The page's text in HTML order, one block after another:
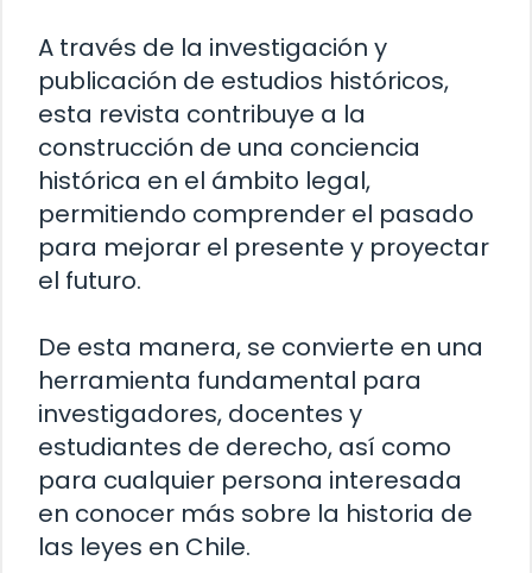
A través de la investigación y
publicación de estudios históricos,
esta revista contribuye a la
construcción de una conciencia
histórica en el ámbito legal,
permitiendo comprender el pasado
para mejorar el presente y proyectar
el futuro.
De esta manera, se convierte en una
herramienta fundamental para
investigadores, docentes y
estudiantes de derecho, así como
para cualquier persona interesada
en conocer más sobre la historia de
las leyes en Chile.